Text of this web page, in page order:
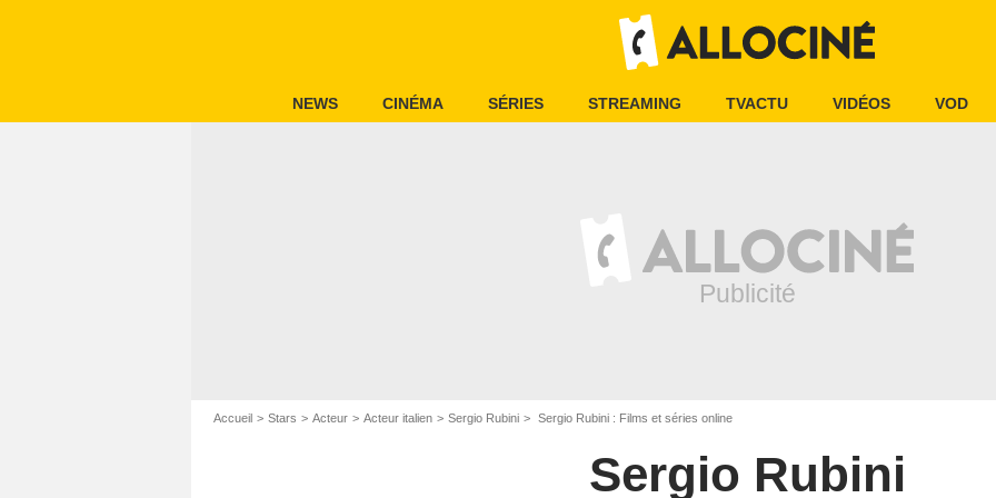
NEWS CINÉMA SÉRIES STREAMING TVACTU VIDÉOS VOD
Accueil Stars Acteur Acteur italien Sergio Rubini Sergio Rubini : Films et séries online
Sergio Rubini